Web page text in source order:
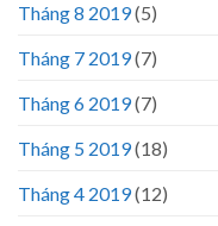
Tháng 8 2019(5)
Tháng 7 2019(7)
Tháng 6 2019(7)
Tháng 5 2019(18)
Tháng 4 2019(12)